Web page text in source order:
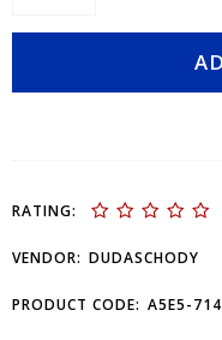
RATING:
VENDOR: DUDASCHODY
PRODUCT CODE: A5E5-